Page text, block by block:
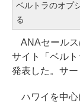
ベルトラのオプ
る
ANAセールス
サイト「ベル
発表した。サー
ハワイを中心